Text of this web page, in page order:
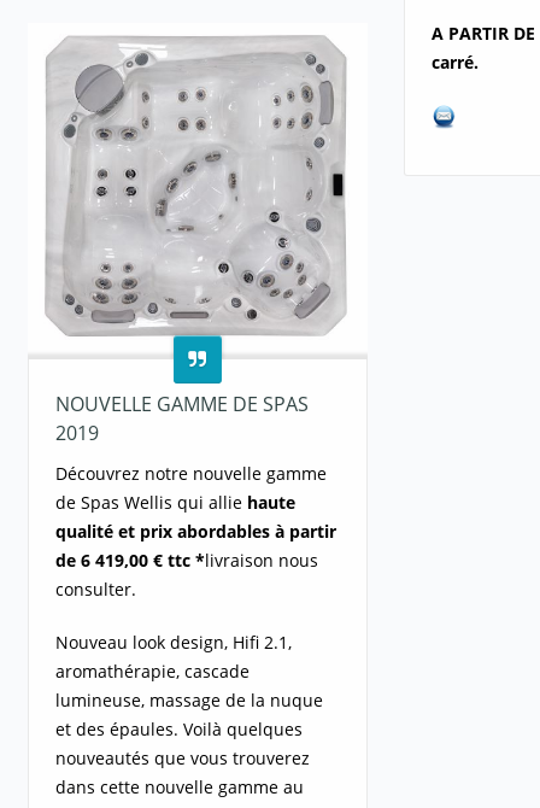
A PARTIR
carré.
NOUVELLE GAMME DE SPAS
2019
Découvrez notre nouvelle gamme
de Spas Wellis qui allie haute
qualité et prix abordables à partir
de 6 419,00 € ttc *livraison nous
consulter.
Nouveau look design, Hifi 2.1,
aromathérapie, cascade
lumineuse, massage de la nuque
et des épaules. Voilà quelques
nouveautés que vous trouverez
dans cette nouvelle gamme au